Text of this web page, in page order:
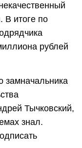
В итоге по
рублей
замначальника
Тычковский,
знал.